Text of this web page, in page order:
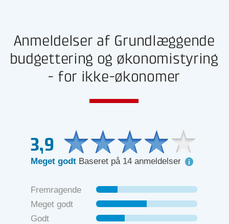
Anmeldelser af Grundlæggende
budgettering og økonomistyring
- for ikke-økonomer
3,9
Meget godt Baseret på 14 anmeldelser
Fremragende
Meget godt
Godt